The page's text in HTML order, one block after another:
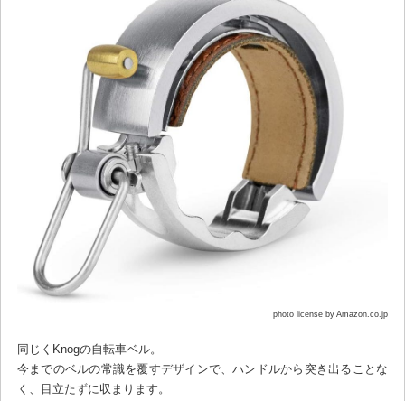
photo license by Amazon.co.jp
同じくKnogの自転車ベル。
今までのベルの常識を覆すデザインで、ハンドルから突き出ることな
く、目立たずに収まります。